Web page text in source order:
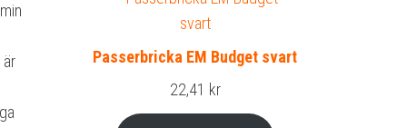
Passerbricka EM Budget svart
22,41 kr